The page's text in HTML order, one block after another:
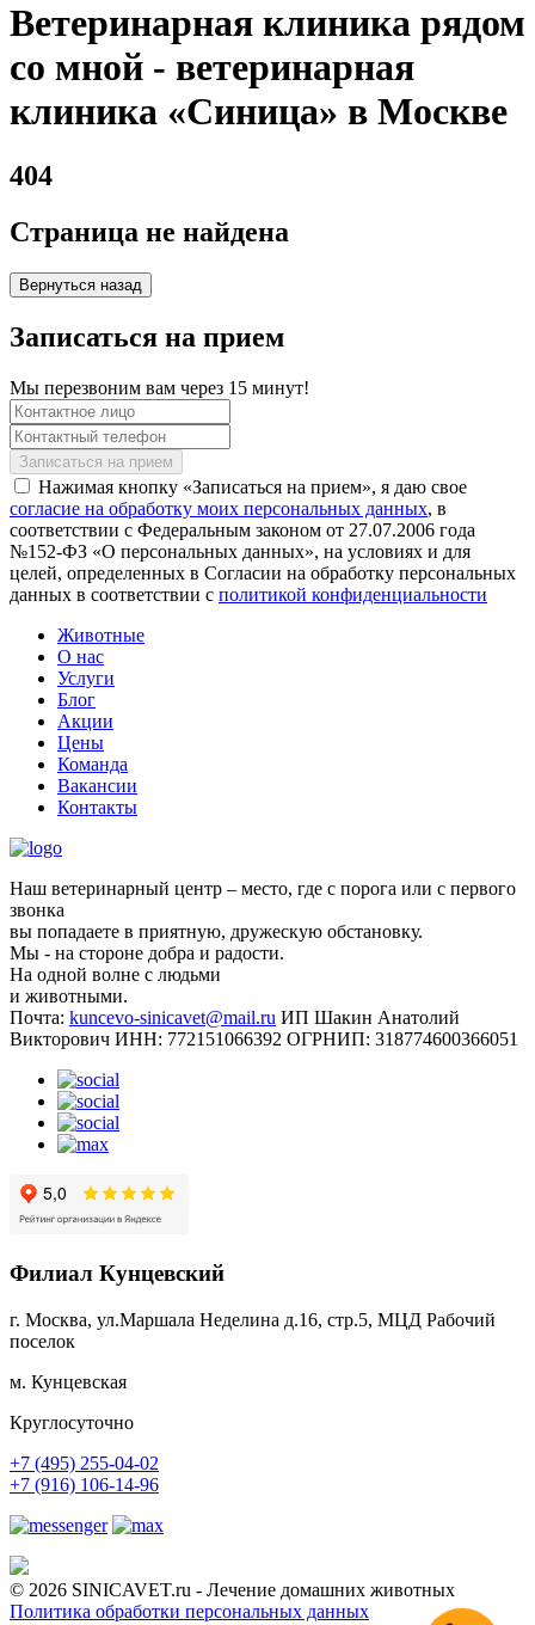
Ветеринарная клиника рядом
со мной - ветеринарная
клиника «Синица» в Москве
404
Страница не найдена
Вернуться назад
Записаться на прием
Мы перезвоним вам через 15 минут!
Нажимая кнопку «Записаться на прием», я даю свое
согласие на обработку моих персональных данных, в
соответствии с Федеральным законом от 27.07.2006 года
№152-ФЗ «О персональных данных», на условиях и для
целей, определенных в Согласии на обработку персональных
данных в соответствии с политикой конфиденциальности
Животные
О нас
Услуги
Блог
Акции
Цены
Команда
Вакансии
Контакты
Наш ветеринарный центр – место, где с порога или с первого
звонка
вы попадаете в приятную, дружескую обстановку.
Мы - на стороне добра и радости.
На одной волне с людьми
и животными.
Почта: kuncevo-sinicavet@mail.ru ИП Шакин Анатолий
Викторович ИНН: 772151066392 ОГРНИП: 318774600366051
Филиал Кунцевский
г. Москва, ул.Маршала Неделина д.16, стр.5, МЦД Рабочий
поселок
м. Кунцевская
Круглосуточно
+7 (495) 255-04-02
+7 (916) 106-14-96
© 2026 SINICAVET.ru - Лечение домашних животных
Политика обработки персональных данных